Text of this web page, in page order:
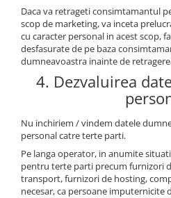
Daca va retrageti consimtamantul
scop de marketing, va inceta
cu caracter personal in acest scop,
desfasurate de pe baza
dumneavoastra inainte de
4. Dezvaluirea
Nu inchiriem / vindem datele
personal catre terte parti.
Pe langa operator, in anumite
pentru terte parti precum furnizori
transport, furnizori de hosting,
necesar, ca persoane imputernicite